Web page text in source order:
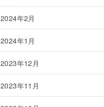
2024年2月
2024年1月
2023年12月
2023年11月